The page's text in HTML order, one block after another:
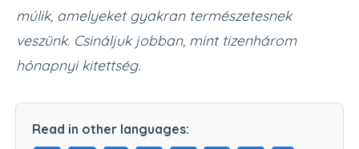
múlik, amelyeket gyakran természetesnek
veszünk. Csináljuk jobban, mint tizenhárom
hónapnyi kitettség.
Read in other languages: